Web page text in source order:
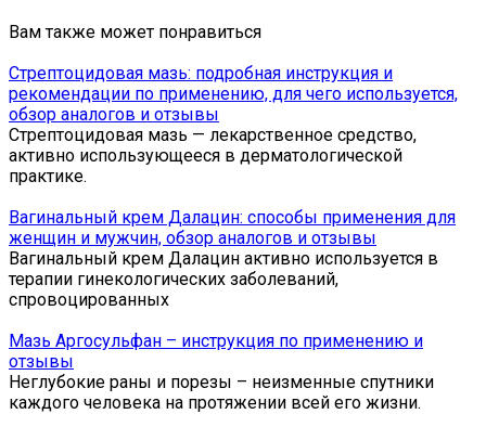
Вам также может понравиться
Стрептоцидовая мазь: подробная инструкция и
рекомендации по применению, для чего используется,
обзор аналогов и отзывы
Стрептоцидовая мазь — лекарственное средство,
активно использующееся в дерматологической
практике.
Вагинальный крем Далацин: способы применения для
женщин и мужчин, обзор аналогов и отзывы
Вагинальный крем Далацин активно используется в
терапии гинекологических заболеваний,
спровоцированных
Мазь Аргосульфан – инструкция по применению и
отзывы
Неглубокие раны и порезы – неизменные спутники
каждого человека на протяжении всей его жизни.